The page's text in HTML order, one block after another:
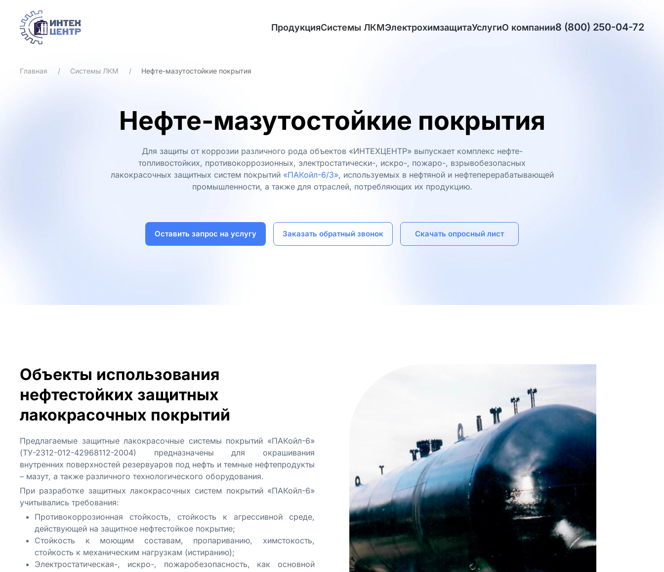
Skip to main content ПродукцияСистемы ЛКМЭлектрохимзащитаУслугиО компании8 (800) 250-04-72
Главная Системы ЛКМ Нефте-мазутостойкие покрытия
Нефте-мазутостойкие покрытия
Для защиты от коррозии различного рода объектов «ИНТЕХЦЕНТР» выпускает комплекс нефте-
топливостойких, противокоррозионных, электростатически-, искро-, пожаро-, взрывобезопасных
лакокрасочных защитных систем покрытий «ПАКойл-6/3», используемых в нефтяной и нефтеперерабатывающей
промышленности, а также для отраслей, потребляющих их продукцию.
Оставить запрос на услугу Заказать обратный звонок Скачать опросный лист
Объекты использования
нефтеcтойких защитных
лакокрасочных покрытий
Предлагаемые защитные лакокрасочные системы покрытий «ПАКойл-6»
(ТУ-2312-012-42968112-2004) предназначены для окрашивания
внутренних поверхностей резервуаров под нефть и темные нефтепродукты
– мазут, а также различного технологического оборудования.
При разработке защитных лакокрасочных систем покрытий «ПАКойл-6»
учитывались требования:
Противокоррозионная стойкость, стойкость к агрессивной среде,
действующей на защитное нефтестойкое покрытие;
Стойкость к моющим составам, пропариванию, химстокость,
стойкость к механическим нагрузкам (истиранию);
Электростатическая-, искро-, пожаробезопасность, как основной